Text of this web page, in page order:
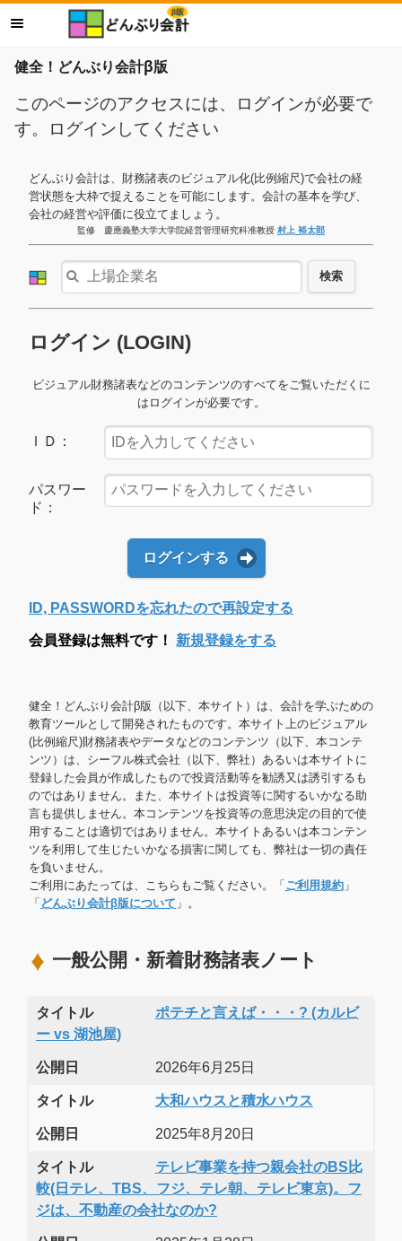
健全！どんぶり会計β版
このページのアクセスには、ログインが必要で
す。ログインしてください
どんぶり会計は、財務諸表のビジュアル化(比例縮尺)で会社の経
営状態を大枠で捉えることを可能にします。会計の基本を学び、
会社の経営や評価に役立てましょう。
監修 慶應義塾大学大学院経営管理研究科准教授 村上 裕太郎
検索
ログイン (LOGIN)
ビジュアル財務諸表などのコンテンツのすべてをご覧いただくに
はログインが必要です。
ＩＤ：
パスワー
ド：
ログインする
ID, PASSWORDを忘れたので再設定する
会員登録は無料です！ 新規登録をする
健全！どんぶり会計β版（以下、本サイト）は、会計を学ぶための
教育ツールとして開発されたものです。本サイト上のビジュアル
(比例縮尺)財務諸表やデータなどのコンテンツ（以下、本コンテ
ンツ）は、シーフル株式会社（以下、弊社）あるいは本サイトに
登録した会員が作成したもので投資活動等を勧誘又は誘引するも
のではありません。また、本サイトは投資等に関するいかなる助
言も提供しません。本コンテンツを投資等の意思決定の目的で使
用することは適切ではありません。本サイトあるいは本コンテン
ツを利用して生じたいかなる損害に関しても、弊社は一切の責任
を負いません。
ご利用にあたっては、こちらもご覧ください。「 ご利用規約 」
「 どんぶり会計β版について 」。
一般公開・新着財務諸表ノート
タイトル
ポテチと言えば・・・? (カルビ
ー vs 湖池屋)
公開日 2026年6月25日
タイトル 大和ハウスと積水ハウス
公開日 2025年8月20日
タイトル
テレビ事業を持つ親会社のBS比
較(日テレ、TBS、フジ、テレ朝、テレビ東京)。フ
ジは、不動産の会社なのか?